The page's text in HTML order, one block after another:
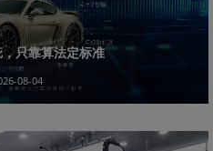
只靠算法定标准
08-04